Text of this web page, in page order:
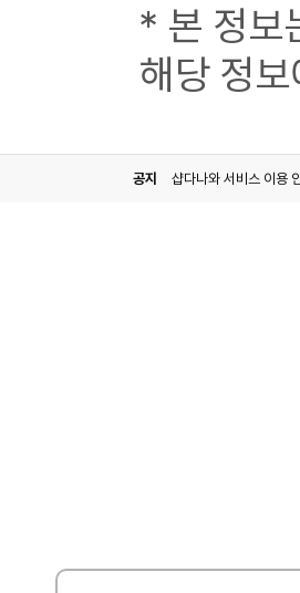
* 본 정보
해당 정
공지 샵다나와 서비스 이용